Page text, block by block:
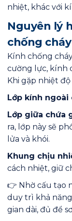
nhiệt, khác với
Nguyên lý
chống cháy
Kính chống
cường lực, kính
Khi gặp nhiệt độ
Lớp kính ngoài
Lớp giữa chứa
ra, lớp này sẽ
lửa và khói.
Khung chịu
cách nhiệt, giữ
👉 Nhờ cấu tạo
duy trì khả
gian dài, đủ để